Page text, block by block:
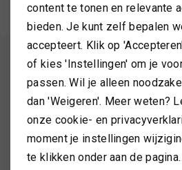
TRUIEN
ALTIJD ALS EERSTE OP
Schrijf je in en ontvang 10%
AANMELDEN
content te tonen en relevante
bieden. Je kunt zelf bepalen
accepteert. Klik op
of kies 'Instellingen' om je
passen. Wil je alleen
dan 'Weigeren'. Meer weten?
onze cookie- en
moment je instellingen
te klikken onder aan de pagina.